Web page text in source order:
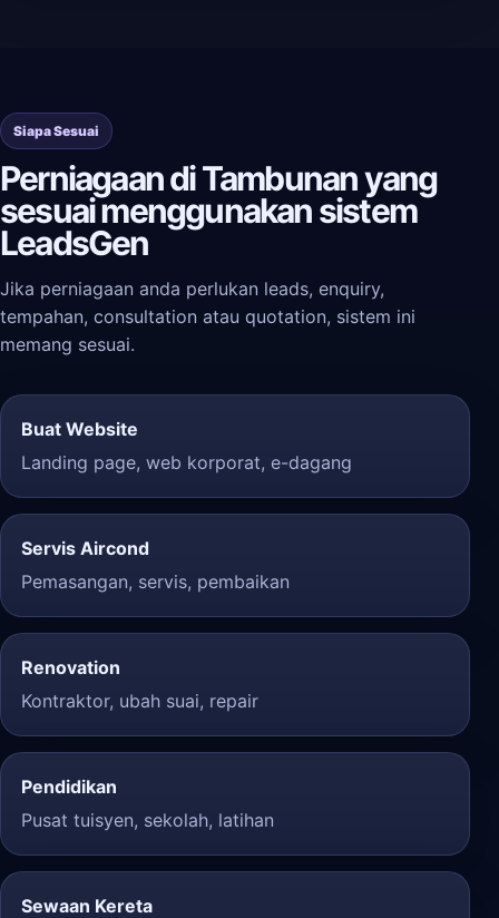
Siapa Sesuai
Perniagaan di Tambunan yang
sesuai menggunakan sistem
LeadsGen
Jika perniagaan anda perlukan leads, enquiry,
tempahan, consultation atau quotation, sistem ini
memang sesuai.
Buat Website
Landing page, web korporat, e-dagang
Servis Aircond
Pemasangan, servis, pembaikan
Renovation
Kontraktor, ubah suai, repair
Pendidikan
Pusat tuisyen, sekolah, latihan
Sewaan Kereta